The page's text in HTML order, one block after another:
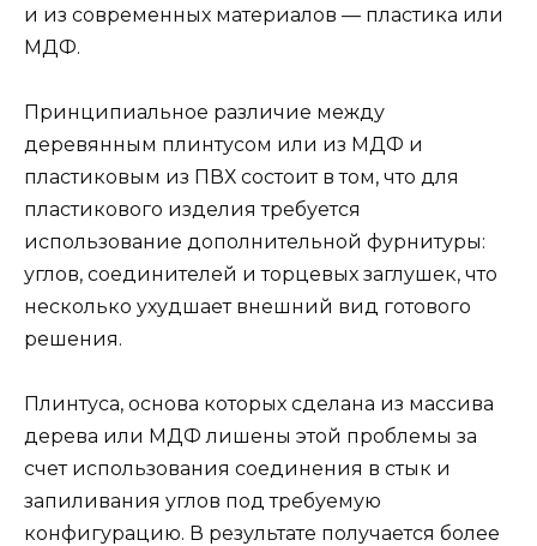
и из современных материалов — пластика или
МДФ.
Принципиальное различие между
деревянным плинтусом или из МДФ и
пластиковым из ПВХ состоит в том, что для
пластикового изделия требуется
использование дополнительной фурнитуры:
углов, соединителей и торцевых заглушек, что
несколько ухудшает внешний вид готового
решения.
Плинтуса, основа которых сделана из массива
дерева или МДФ лишены этой проблемы за
счет использования соединения в стык и
запиливания углов под требуемую
конфигурацию. В результате получается более